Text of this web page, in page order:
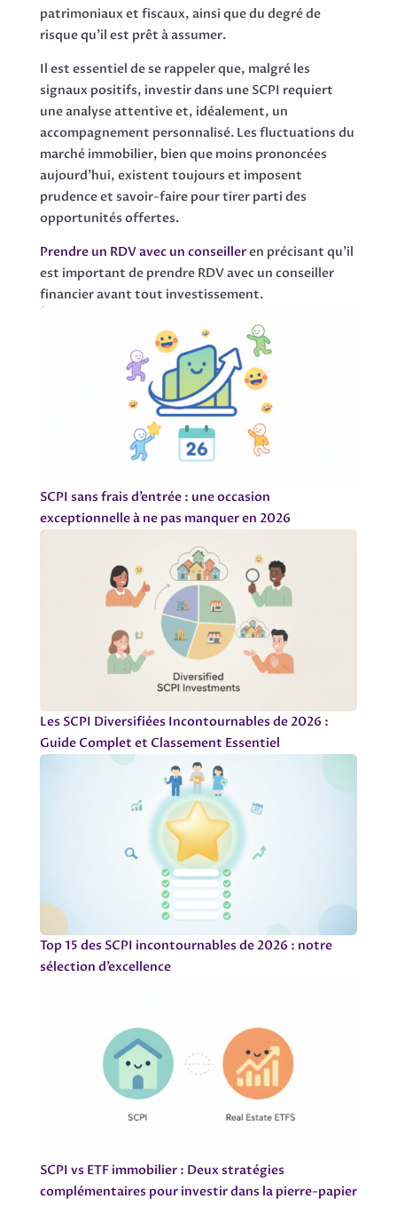
patrimoniaux et fiscaux, ainsi que du degré de
risque qu’il est prêt à assumer.
Il est essentiel de se rappeler que, malgré les
signaux positifs, investir dans une SCPI requiert
une analyse attentive et, idéalement, un
accompagnement personnalisé. Les fluctuations du
marché immobilier, bien que moins prononcées
aujourd’hui, existent toujours et imposent
prudence et savoir-faire pour tirer parti des
opportunités offertes.
Prendre un RDV avec un conseilleren précisant qu’il
est important de prendre RDV avec un conseiller
financier avant tout investissement.
SCPI sans frais d’entrée : une occasion
exceptionnelle à ne pas manquer en 2026
Les SCPI Diversifiées Incontournables de 2026 :
Guide Complet et Classement Essentiel
Top 15 des SCPI incontournables de 2026 : notre
sélection d’excellence
SCPI vs ETF immobilier : Deux stratégies
complémentaires pour investir dans la pierre-papier